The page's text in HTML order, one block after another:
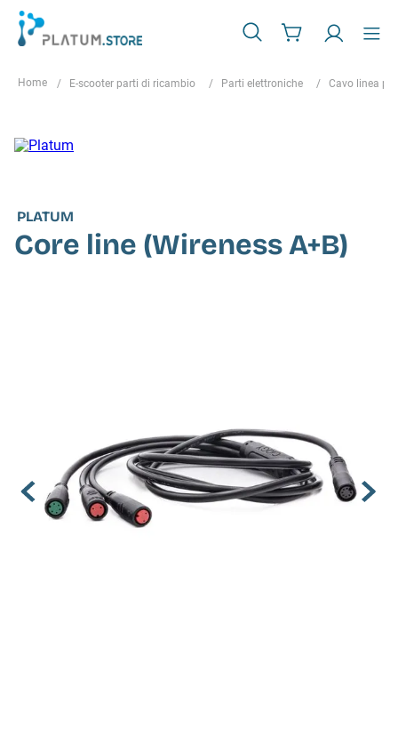
E-scooter parti di ricambio Parti elettroniche Cavo linea
PLATUM
Core line (Wireness A+B)